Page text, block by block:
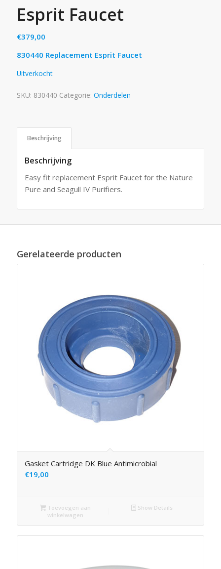
Esprit Faucet
€379,00
830440 Replacement Esprit Faucet
Uitverkocht
SKU: 830440 Categorie: Onderdelen
Beschrijving
Beschrijving
Easy fit replacement Esprit Faucet for the Nature
Pure and Seagull IV Purifiers.
Gerelateerde producten
Gasket Cartridge DK Blue Antimicrobial
€19,00
Toevoegen aan
winkelwagen
Show Details